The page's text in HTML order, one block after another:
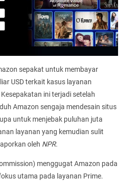
sepakat untuk membayar
USD terkait kasus layanan
ini terjadi setelah
Amazon sengaja mendesain situs
untuk menjebak puluhan juta
layanan yang kemudian sulit
oleh NPR.
menggugat Amazon pada
utama pada layanan Prime.